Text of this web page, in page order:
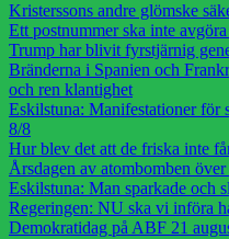
Kristerssons andre glömske
Ett postnummer ska inte
Trump har blivit fyrstjärnig
Bränderna i Spanien och
och ren klantighet
Eskilstuna: Manifestationer för
8/8
Hur blev det att de friska inte
Årsdagen av atombomben
Eskilstuna: Man sparkade och
Regeringen: NU ska vi införa
Demokratidag på ABF 21